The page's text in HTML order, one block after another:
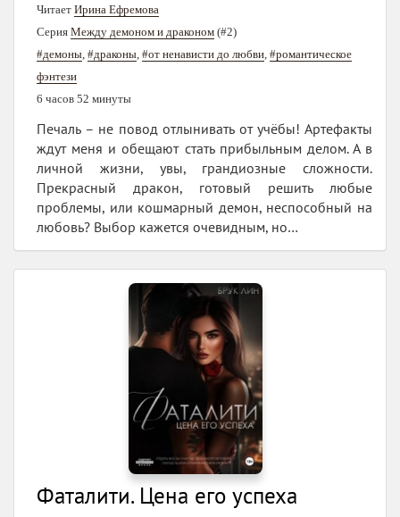
Читает Ирина Ефремова
Серия Между демоном и драконом (#2)
#демоны #драконы #от ненависти до любви #романтическое
фэнтези
6 часов 52 минуты
Печаль – не повод отлынивать от учёбы! Артефакты
ждут меня и обещают стать прибыльным делом. А в
личной жизни, увы, грандиозные сложности.
Прекрасный дракон, готовый решить любые
проблемы, или кошмарный демон, неспособный на
любовь? Выбор кажется очевидным, но…
Фаталити. Цена его успеха